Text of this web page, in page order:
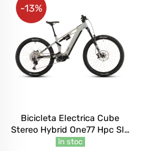
Bicicleta Electrica Cube
Stereo Hybrid One77 Hpc Slx
800 Glintsand Black 2026
în stoc
-13%